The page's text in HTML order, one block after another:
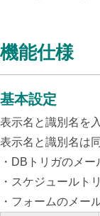
機能仕様
基本設定
表示名と識別名を
表示名と識別名は
・DBトリガのメ
・スケジュールト
・フォームのメー